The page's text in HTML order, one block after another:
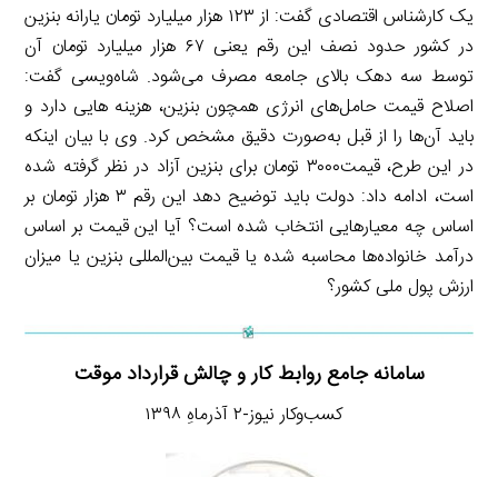
یک کارشناس اقتصادی گفت: از ۱۲۳ هزار میلیارد تومان یارانه بنزین
در کشور حدود نصف این رقم یعنی ۶۷ هزار میلیارد تومان آن
توسط سه دهک بالای جامعه مصرف می‌شود. شاه‌ویسی گفت:
اصلاح قیمت حامل‌های انرژی همچون بنزین، هزینه هایی دارد و
باید آن‌ها را از قبل به‌صورت دقیق مشخص کرد. وی با بیان اینکه
در این طرح، قیمت۳۰۰۰ تومان برای بنزین آزاد در نظر گرفته شده
است، ادامه داد: دولت باید توضیح دهد این رقم ۳ هزار تومان بر
اساس چه معیارهایی انتخاب شده است؟ آیا این قیمت بر اساس
درآمد خانواده‌ها محاسبه شده یا قیمت بین‌المللی بنزین یا میزان
ارزش پول ملی کشور؟
سامانه جامع روابط کار و چالش قرارداد موقت
کسب‌وکار نیوز-۲ آذرماهِ ۱۳۹۸